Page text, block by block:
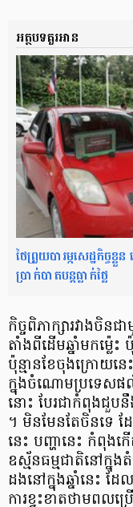
អត្ថបទគួរអាន
ថៃព្រួយបារម្ភសេដ្ឋកិច្ច
ប្រាក់បាតបន្តធ្លាក់ថ្លៃ
កិច្ច​ពិភាក្សា​រវាង​ចិន​ជ
តាំងពី​ដើមឆ្នាំ​មក​ម្ល៉េះ
ប៉ុន្មាន​ខែ​ចុង​ក្រោយ​
ក្នុង​ចំណោម​ប្រទេស​ផ
នោះ បែរជា​កំពុង​ជួបនឹ
។ មិនមែន​តែ​ចិន​ទេ
នេះ បញ្ហា​នេះ កំពុ
ឧស្ម័ន​ធម្មជាតិ​នៅ​ក្
ដង​នៅ​ក្នុងឆ្នាំនេះ ដែ
ការ​ខ្វះខាត​ថាមពល​ប្